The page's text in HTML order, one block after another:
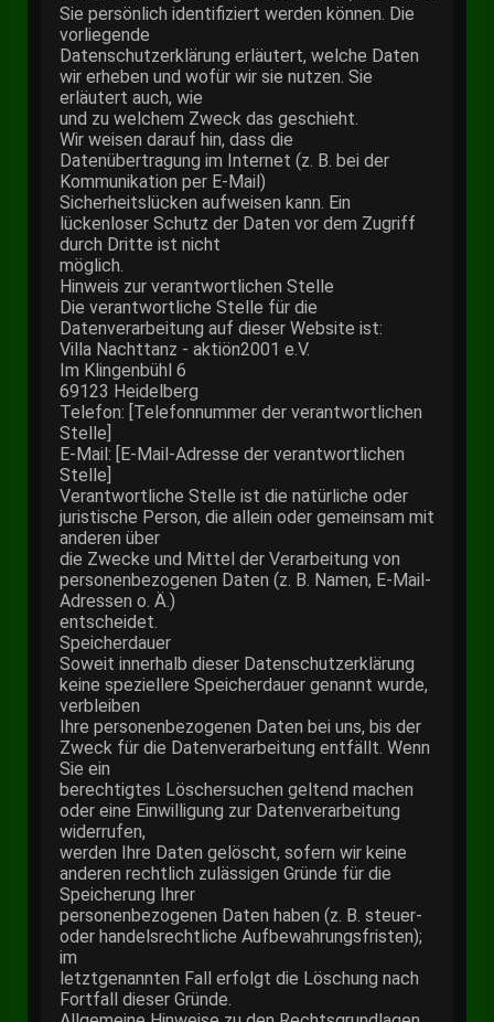
Sie persönlich identifiziert werden können. Die
vorliegende
Datenschutzerklärung erläutert, welche Daten
wir erheben und wofür wir sie nutzen. Sie
erläutert auch, wie
und zu welchem Zweck das geschieht.
Wir weisen darauf hin, dass die
Datenübertragung im Internet (z. B. bei der
Kommunikation per E-Mail)
Sicherheitslücken aufweisen kann. Ein
lückenloser Schutz der Daten vor dem Zugriff
durch Dritte ist nicht
möglich.
Hinweis zur verantwortlichen Stelle
Die verantwortliche Stelle für die
Datenverarbeitung auf dieser Website ist:
Villa Nachttanz - aktiön2001 e.V.
Im Klingenbühl 6
69123 Heidelberg
Telefon: [Telefonnummer der verantwortlichen
Stelle]
E-Mail: [E-Mail-Adresse der verantwortlichen
Stelle]
Verantwortliche Stelle ist die natürliche oder
juristische Person, die allein oder gemeinsam mit
anderen über
die Zwecke und Mittel der Verarbeitung von
personenbezogenen Daten (z. B. Namen, E-Mail-
Adressen o. Ä.)
entscheidet.
Speicherdauer
Soweit innerhalb dieser Datenschutzerklärung
keine speziellere Speicherdauer genannt wurde,
verbleiben
Ihre personenbezogenen Daten bei uns, bis der
Zweck für die Datenverarbeitung entfällt. Wenn
Sie ein
berechtigtes Löschersuchen geltend machen
oder eine Einwilligung zur Datenverarbeitung
widerrufen,
werden Ihre Daten gelöscht, sofern wir keine
anderen rechtlich zulässigen Gründe für die
Speicherung Ihrer
personenbezogenen Daten haben (z. B. steuer-
oder handelsrechtliche Aufbewahrungsfristen);
im
letztgenannten Fall erfolgt die Löschung nach
Fortfall dieser Gründe.